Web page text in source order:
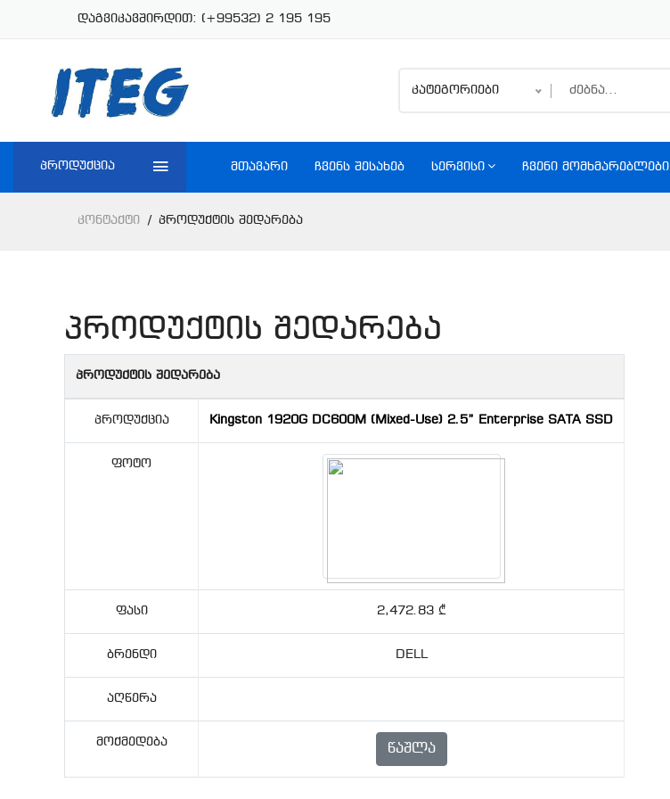
დაგვიკავშირდით: (+99532) 2 195 195
კატეგორიები
პროდუქცია ᲛᲗᲐᲕᲐᲠᲘ ᲩᲕᲔᲜᲡ ᲨᲔᲡᲐᲮᲔᲑ ᲡᲔᲠᲕᲘᲡᲘ ᲩᲕᲔᲜᲘ ᲛᲝᲛᲮᲛᲐᲠᲔᲑᲚᲔᲑᲘ
Კონტაქტი Პროდუქტის Შედარება
პროდუქტის შედარება
პროდუქტის შედარება
Პროდუქცია Kingston 1920G DC600M (Mixed-Use) 2.5” Enterprise SATA SSD
Ფოტო
Ფასი 2,472.83 ₾
Ბრენდი DELL
Აღწერა
Მოქმედება Წაშლა